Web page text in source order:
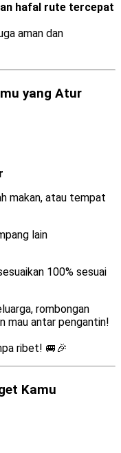
hafal rute tercepat
aman dan
yang Atur
makan, atau tempat
lain
100% sesuai
rombongan
mau antar pengantin!
ribet! 🚐🎉
Kamu